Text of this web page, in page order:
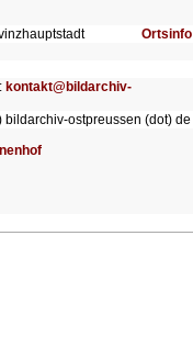
Ortsinfo
kontakt@bildarchiv-
bildarchiv-ostpreussen (dot) de